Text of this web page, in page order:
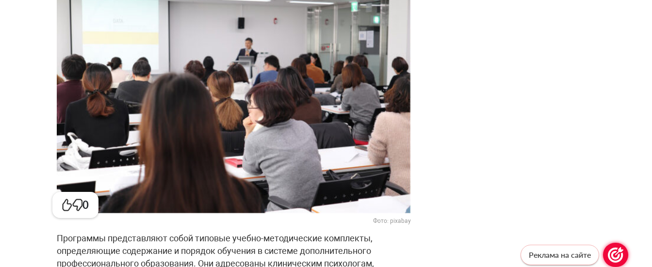
0
Фото: pixabay
Программы представляют собой типовые учебно-методические комплекты,
определяющие содержание и порядок обучения в системе дополнительного
профессионального образования. Они адресованы клиническим психологам,
Реклама на сайте